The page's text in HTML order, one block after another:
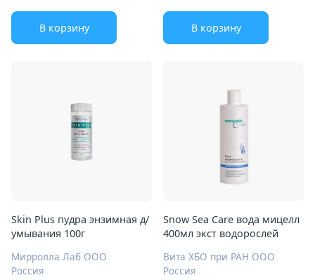
В корзину В корзину
Skin Plus пудра энзимная д/
умывания 100г
Мирролла Лаб ООО
Россия
Snow Sea Care вода мицелл
400мл экст водорослей
Вита ХБО при РАН ООО
Россия